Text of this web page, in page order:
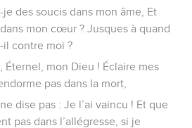
des soucis dans mon âme, Et
mon cœur ? Jusques à quand
il contre moi ?
Éternel, mon Dieu ! Éclaire mes
pas dans la mort,
dise pas : Je l’ai vaincu ! Et que
pas dans l’allégresse, si je